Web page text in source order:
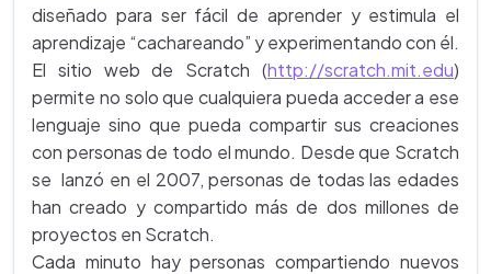
diseñado para ser fácil de aprender y estimula el
aprendizaje “cachareando” y experimentando con él.
El sitio web de Scratch (http://scratch.mit.edu)
permite no solo que cualquiera pueda acceder a ese
lenguaje sino que pueda compartir sus creaciones
con personas de todo el mundo. Desde que Scratch
se lanzó en el 2007, personas de todas las edades
han creado y compartido más de dos millones de
proyectos en Scratch.
Cada minuto hay personas compartiendo nuevos